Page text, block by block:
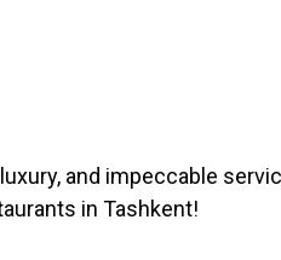
and impeccable
in Tashkent!